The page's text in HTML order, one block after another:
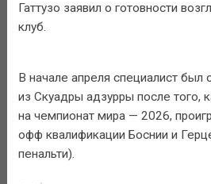
Гаттузо заявил о готовности
клуб.
В начале апреля специалист был
из Скуадры адзурры после того,
на чемпионат мира — 2026,
офф квалификации Боснии и
пенальти).